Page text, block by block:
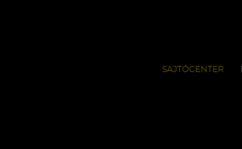
SAJTÓCENTER